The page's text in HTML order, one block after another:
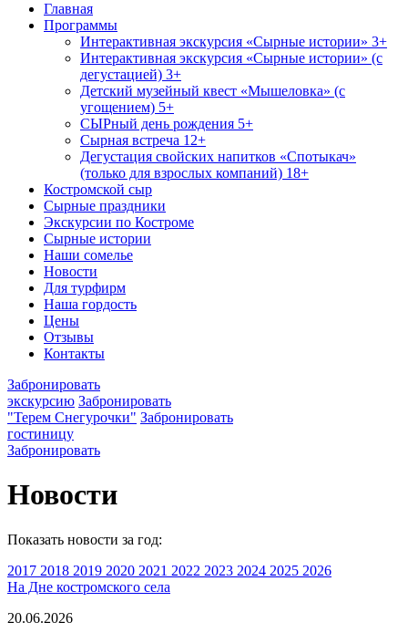
Главная
Программы
Интерактивная экскурсия «Сырные истории» 3+
Интерактивная экскурсия «Сырные истории» (с
дегустацией) 3+
Детский музейный квест «Мышеловка» (с
угощением) 5+
СЫРный день рождения 5+
Сырная встреча 12+
Дегустация свойских напитков «Спотыкач»
(только для взрослых компаний) 18+
Костромской сыр
Сырные праздники
Экскурсии по Костроме
Сырные истории
Наши сомелье
Новости
Для турфирм
Наша гордость
Цены
Отзывы
Контакты
Забронировать
экскурсию Забронировать
"Терем Снегурочки" Забронировать
гостиницу
Забронировать
Новости
Показать новости за год:
2017 2018 2019 2020 2021 2022 2023 2024 2025 2026
На Дне костромского села
20.06.2026